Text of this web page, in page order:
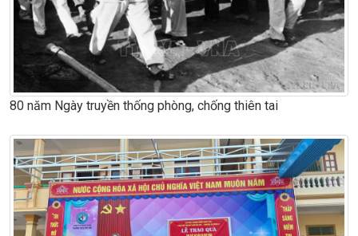
80 năm Ngày truyền thống phòng, chống thiên tai